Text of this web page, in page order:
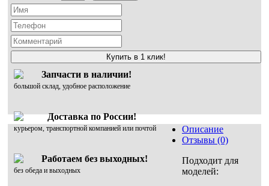
Купить в 1 клик!
Запчасти в наличии!
большой склад, удобное расположение
Доставка по России!
курьером, транспортной компанией или почтой
Работаем без выходных!
без обеда и выходных
Описание
Отзывы (0)
Подходит для
моделей: